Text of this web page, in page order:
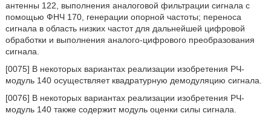
антенны 122, выполнения аналоговой фильтрации сигнала с
помощью ФНЧ 170, генерации опорной частоты; переноса
сигнала в область низких частот для дальнейшей цифровой
обработки и выполнения аналого-цифрового преобразования
сигнала.
[0075] В некоторых вариантах реализации изобретения РЧ-
модуль 140 осуществляет квадратурную демодуляцию сигнала.
[0076] В некоторых вариантах реализации изобретения РЧ-
модуль 140 также содержит модуль оценки силы сигнала.